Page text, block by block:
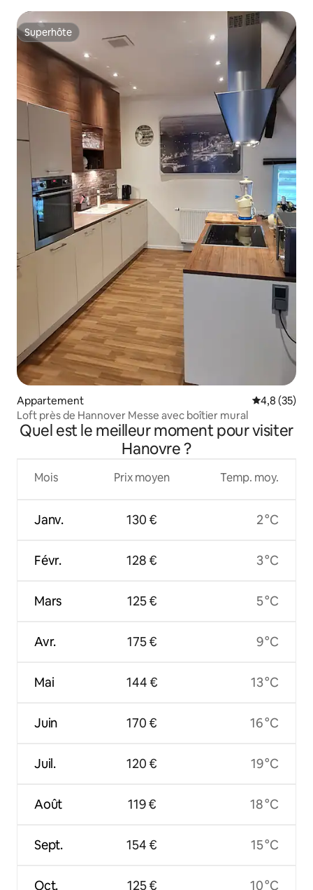
Superhôte
Superhôte
Appartement Évaluation
4,8 (35)
Loft près de Hannover Messe avec boîtier mural
Quel est le meilleur moment pour visiter
Hanovre ?
Mois
Janv.
Févr.
Mars
Avr.
Mai
Juin
Juil.
Août
Sept.
Oct.
Prix moyen
130 €
128 €
125 €
175 €
144 €
170 €
120 €
119 €
154 €
125 €
Temp. moy.
2 °C
3 °C
5 °C
9 °C
13 °C
16 °C
19 °C
18 °C
15 °C
10 °C